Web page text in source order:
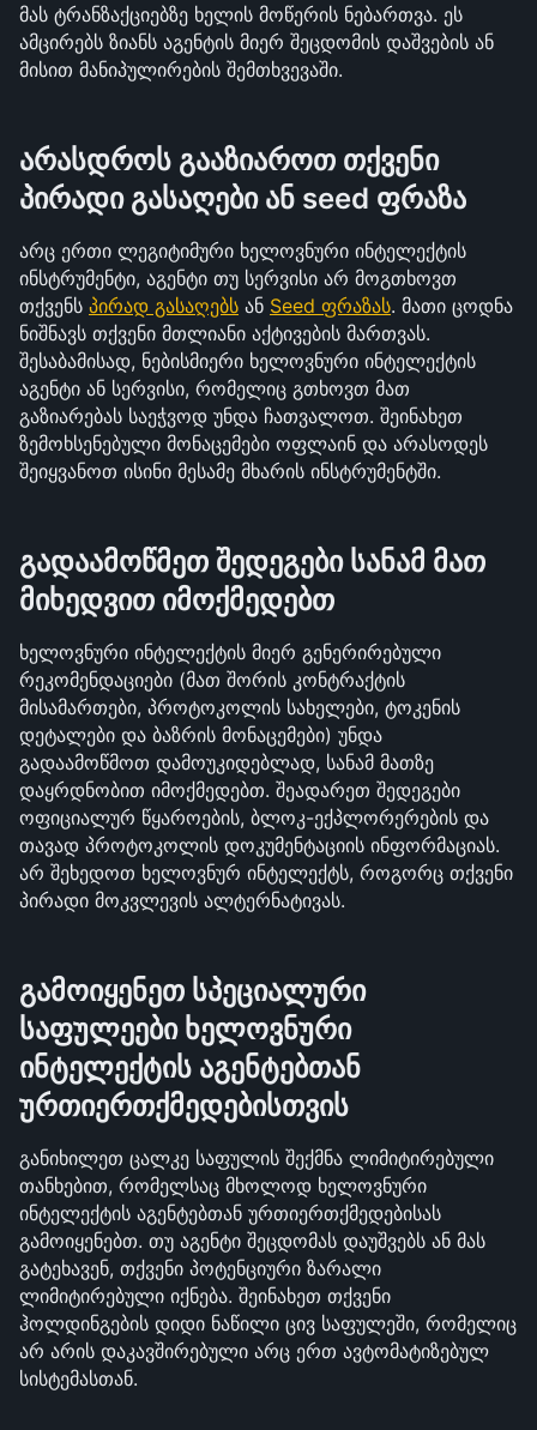
მას ტრანზაქციებზე ხელის მოწერის ნებართვა. ეს
ამცირებს ზიანს აგენტის მიერ შეცდომის დაშვების ან
მისით მანიპულირების შემთხვევაში.
არასდროს გააზიაროთ თქვენი
პირადი გასაღები ან seed ფრაზა
არც ერთი ლეგიტიმური ხელოვნური ინტელექტის
ინსტრუმენტი, აგენტი თუ სერვისი არ მოგთხოვთ
თქვენს პირად გასაღებს ან Seed ფრაზას. მათი ცოდნა
ნიშნავს თქვენი მთლიანი აქტივების მართვას.
შესაბამისად, ნებისმიერი ხელოვნური ინტელექტის
აგენტი ან სერვისი, რომელიც გთხოვთ მათ
გაზიარებას საეჭვოდ უნდა ჩათვალოთ. შეინახეთ
ზემოხსენებული მონაცემები ოფლაინ და არასოდეს
შეიყვანოთ ისინი მესამე მხარის ინსტრუმენტში.
გადაამოწმეთ შედეგები სანამ მათ
მიხედვით იმოქმედებთ
ხელოვნური ინტელექტის მიერ გენერირებული
რეკომენდაციები (მათ შორის კონტრაქტის
მისამართები, პროტოკოლის სახელები, ტოკენის
დეტალები და ბაზრის მონაცემები) უნდა
გადაამოწმოთ დამოუკიდებლად, სანამ მათზე
დაყრდნობით იმოქმედებთ. შეადარეთ შედეგები
ოფიციალურ წყაროების, ბლოკ-ექპლორერების და
თავად პროტოკოლის დოკუმენტაციის ინფორმაციას.
არ შეხედოთ ხელოვნურ ინტელექტს, როგორც თქვენი
პირადი მოკვლევის ალტერნატივას.
გამოიყენეთ სპეციალური
საფულეები ხელოვნური
ინტელექტის აგენტებთან
ურთიერთქმედებისთვის
განიხილეთ ცალკე საფულის შექმნა ლიმიტირებული
თანხებით, რომელსაც მხოლოდ ხელოვნური
ინტელექტის აგენტებთან ურთიერთქმედებისას
გამოიყენებთ. თუ აგენტი შეცდომას დაუშვებს ან მას
გატეხავენ, თქვენი პოტენციური ზარალი
ლიმიტირებული იქნება. შეინახეთ თქვენი
ჰოლდინგების დიდი ნაწილი ცივ საფულეში, რომელიც
არ არის დაკავშირებული არც ერთ ავტომატიზებულ
სისტემასთან.